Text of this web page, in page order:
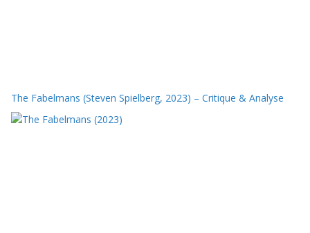
The Fabelmans (Steven Spielberg, 2023) – Critique & Analyse